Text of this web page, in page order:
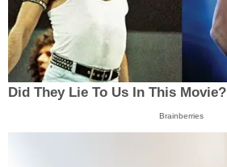
Did They Lie To Us In This Movie?
Brainberries